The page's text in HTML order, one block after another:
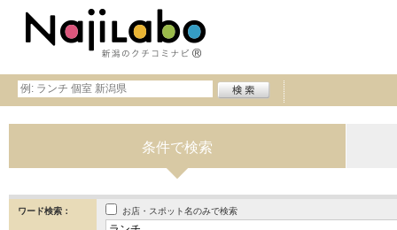
条件で検索
ワード検索： お店・スポット名のみで検索